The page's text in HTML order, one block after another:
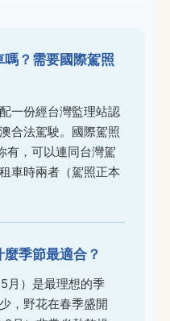
？需要國際駕照
一份經台灣監理站認
合法駕駛。國際駕照
有，可以連同台灣駕
車時兩者（駕照正本
季節最適合？
月）是最理想的季
，野花在春季盛開